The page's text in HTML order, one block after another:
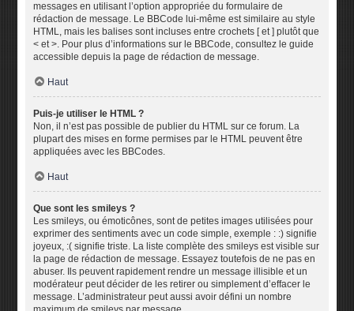
messages en utilisant l’option appropriée du formulaire de
rédaction de message. Le BBCode lui-même est similaire au style
HTML, mais les balises sont incluses entre crochets [ et ] plutôt que
< et >. Pour plus d’informations sur le BBCode, consultez le guide
accessible depuis la page de rédaction de message.
Haut
Puis-je utiliser le HTML ?
Non, il n’est pas possible de publier du HTML sur ce forum. La
plupart des mises en forme permises par le HTML peuvent être
appliquées avec les BBCodes.
Haut
Que sont les smileys ?
Les smileys, ou émoticônes, sont de petites images utilisées pour
exprimer des sentiments avec un code simple, exemple : :) signifie
joyeux, :( signifie triste. La liste complète des smileys est visible sur
la page de rédaction de message. Essayez toutefois de ne pas en
abuser. Ils peuvent rapidement rendre un message illisible et un
modérateur peut décider de les retirer ou simplement d’effacer le
message. L’administrateur peut aussi avoir défini un nombre